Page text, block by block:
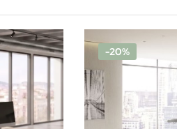
-20%